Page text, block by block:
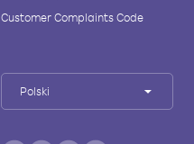
Customer Complaints Code
Polski